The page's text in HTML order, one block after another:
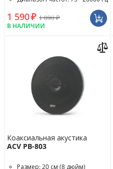
1 590₽ 1 890₽
В НАЛИЧИИ
Коаксиальная акустика
ACV PB-803
Размер: 20 см (8 дюйм)